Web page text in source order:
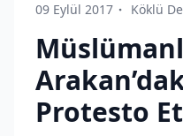
09 Eylül 2017 Köklü
Protesto